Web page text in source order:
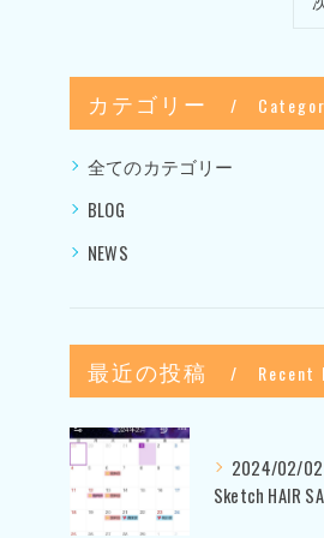
カテゴリー
全てのカテゴリー
BLOG
NEWS
最近の投稿 Recent
2024/02/02